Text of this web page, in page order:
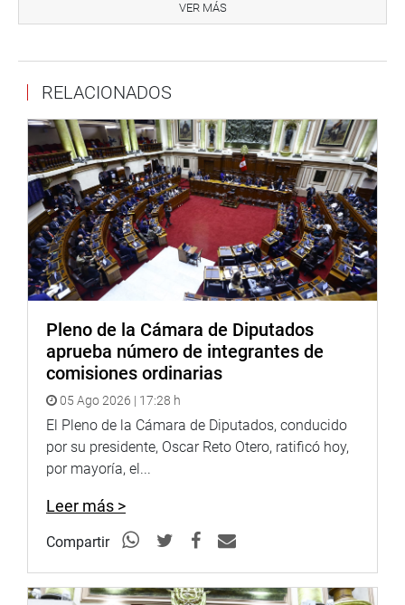
Puede encontrar más información en nuestra página web
Facebook:
https://www.facebook.com/congresodelarepublicadelperu?
fref=ts
Twitter:https://twitter.com/congresoperu
Youtube:http://www.youtube.com/congresoperu
VER MÁS
RELACIONADOS
Pleno de la Cámara de Diputados
aprueba número de integrantes de
comisiones ordinarias
05 Ago 2026 | 17:28 h
El Pleno de la Cámara de Diputados, conducido
por su presidente, Oscar Reto Otero, ratificó hoy,
por mayoría, el...
Leer más >
Compartir